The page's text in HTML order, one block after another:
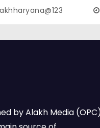
by Alakh Media